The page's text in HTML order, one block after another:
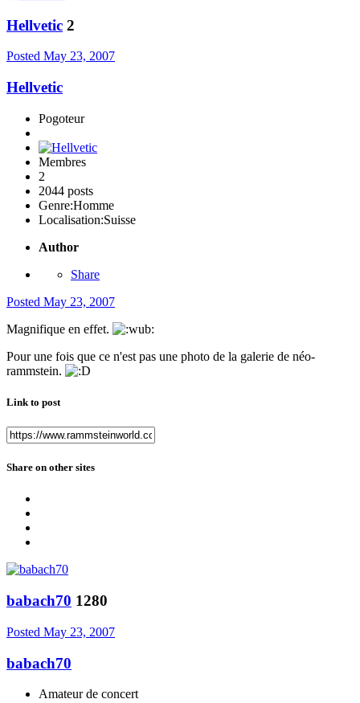
Hellvetic 2
Posted May 23, 2007
Hellvetic
Pogoteur
Membres
2
2044 posts
Genre:Homme
Localisation:Suisse
Author
Share
Posted May 23, 2007
Magnifique en effet.
Pour une fois que ce n'est pas une photo de la galerie de néo-
rammstein.
Link to post
Share on other sites
babach70 1280
Posted May 23, 2007
babach70
Amateur de concert